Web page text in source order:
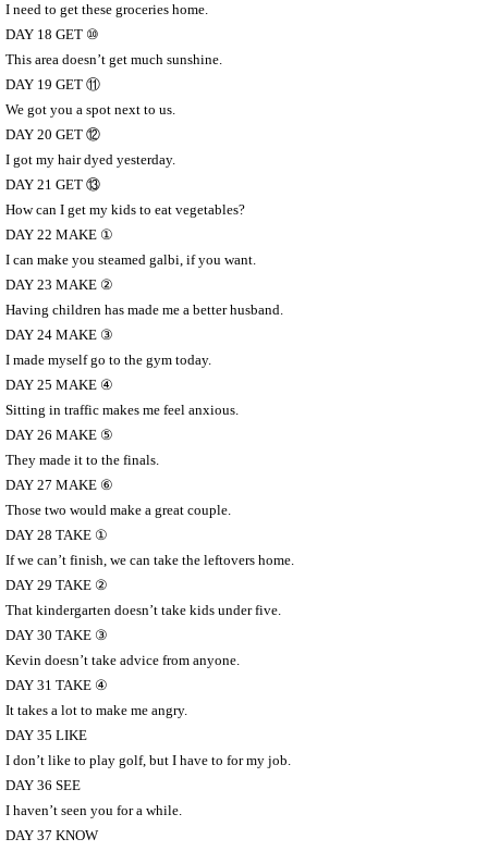
I need to get these groceries home.
DAY 18 GET ⑩
This area doesn’t get much sunshine.
DAY 19 GET ⑪
We got you a spot next to us.
DAY 20 GET ⑫
I got my hair dyed yesterday.
DAY 21 GET ⑬
How can I get my kids to eat vegetables?
DAY 22 MAKE ①
I can make you steamed galbi, if you want.
DAY 23 MAKE ②
Having children has made me a better husband.
DAY 24 MAKE ③
I made myself go to the gym today.
DAY 25 MAKE ④
Sitting in traffic makes me feel anxious.
DAY 26 MAKE ⑤
They made it to the finals.
DAY 27 MAKE ⑥
Those two would make a great couple.
DAY 28 TAKE ①
If we can’t finish, we can take the leftovers home.
DAY 29 TAKE ②
That kindergarten doesn’t take kids under five.
DAY 30 TAKE ③
Kevin doesn’t take advice from anyone.
DAY 31 TAKE ④
It takes a lot to make me angry.
DAY 35 LIKE
I don’t like to play golf, but I have to for my job.
DAY 36 SEE
I haven’t seen you for a while.
DAY 37 KNOW